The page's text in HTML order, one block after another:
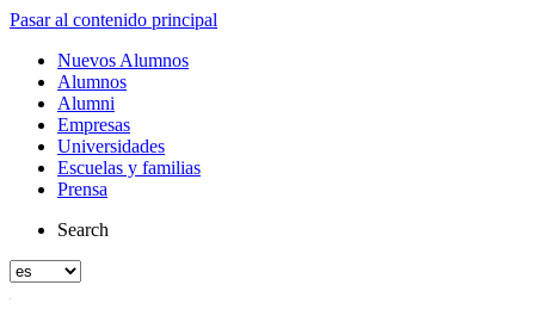
Pasar al contenido principal
Nuevos Alumnos
Alumnos
Alumni
Empresas
Universidades
Escuelas y familias
Prensa
Search